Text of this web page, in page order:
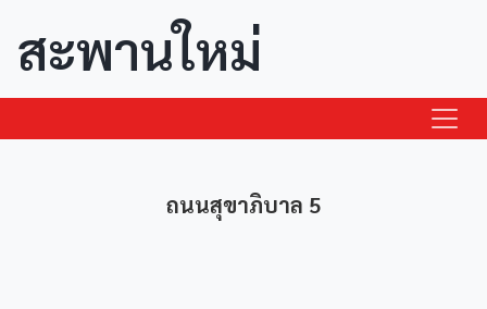
สะพานใหม่
ถนนสุขาภิบาล 5